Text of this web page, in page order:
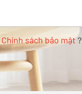
Chính sách bảo mật?